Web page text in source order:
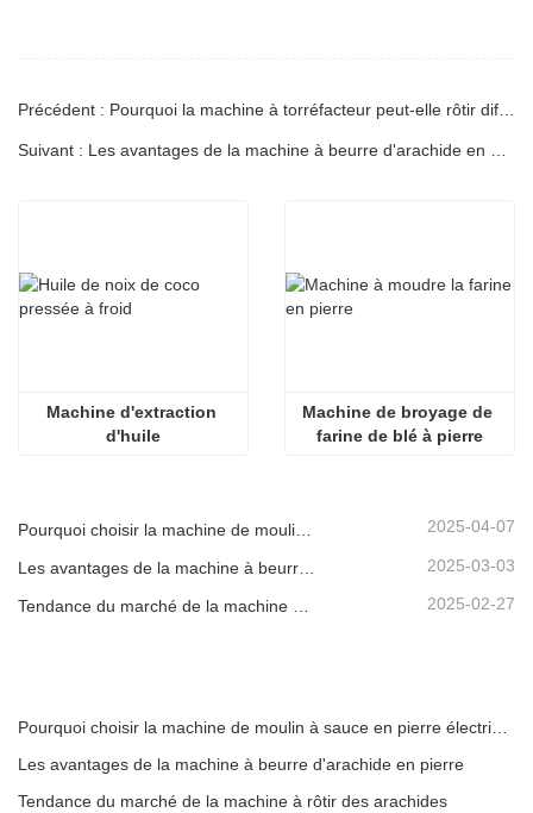
Précédent : Pourquoi la machine à torréfacteur peut-elle rôtir différentes noix?
Suivant : Les avantages de la machine à beurre d'arachide en pierre
Machine d'extraction
d'huile
Machine de broyage de
farine de blé à pierre
2025-04-07
2025-03-03
Tendance du marché de la machine à rôtir des arachides 2025-02-27
Les avantages de la machine à beurre d'arachide en pierre
Tendance du marché de la machine à rôtir des arachides